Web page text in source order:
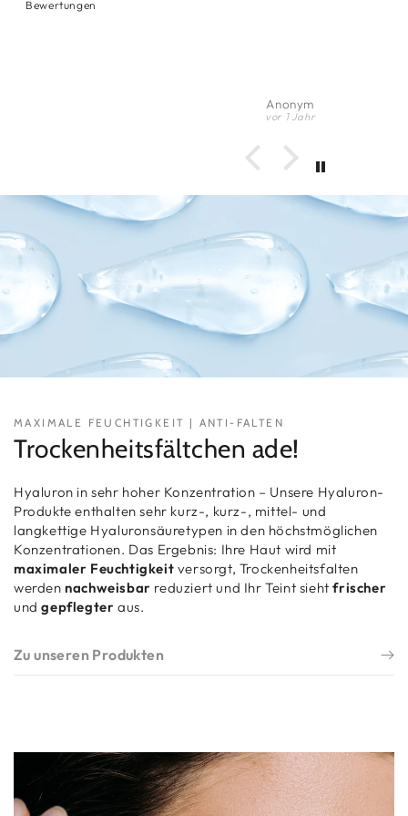
Bewertungen
Andrea
vor 1 Jahr
MAXIMALE FEUCHTIGKEIT | ANTI-FALTEN
Trockenheitsfältchen ade!
Hyaluron in sehr hoher Konzentration – Unsere Hyaluron-
Produkte enthalten sehr kurz-, kurz-, mittel- und
langkettige Hyaluronsäuretypen in den höchstmöglichen
Konzentrationen. Das Ergebnis: Ihre Haut wird mit
maximaler Feuchtigkeit versorgt, Trockenheitsfalten
werdennachweisbar reduziert und Ihr Teint siehtfrischer
undgepflegter aus.
Zu unseren Produkten